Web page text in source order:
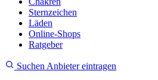
Sternzeichen
Läden
Online-Shops
Ratgeber
Suchen Anbieter eintragen